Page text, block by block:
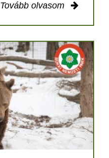
Tovább olvasom